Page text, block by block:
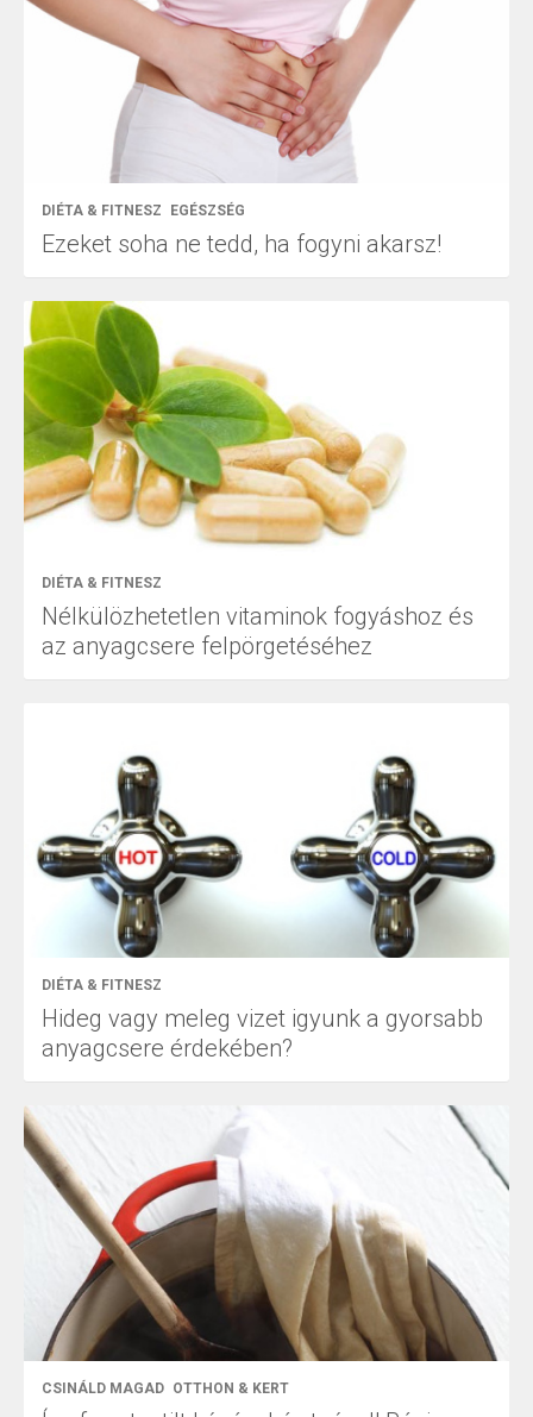
DIÉTA & FITNESZ EGÉSZSÉG
Ezeket soha ne tedd, ha fogyni akarsz!
DIÉTA & FITNESZ
Nélkülözhetetlen vitaminok fogyáshoz és
az anyagcsere felpörgetéséhez
DIÉTA & FITNESZ
Hideg vagy meleg vizet igyunk a gyorsabb
anyagcsere érdekében?
CSINÁLD MAGAD OTTHON & KERT